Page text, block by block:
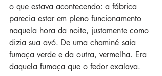
o que estava acontecendo: a fábrica
parecia estar em pleno funcionamento
naquela hora da noite, justamente como
dizia sua avó. De uma chaminé saía
fumaça verde e da outra, vermelha. Era
daquela fumaça que o fedor exalava.